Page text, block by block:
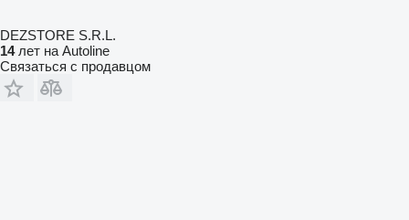
DEZSTORE S.R.L.
14лет на Autoline
Связаться с продавцом